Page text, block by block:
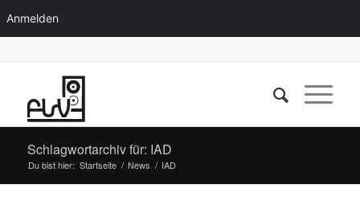
Anmelden
Schlagwortarchiv für: IAD
Du bist hier: Startseite / News / IAD